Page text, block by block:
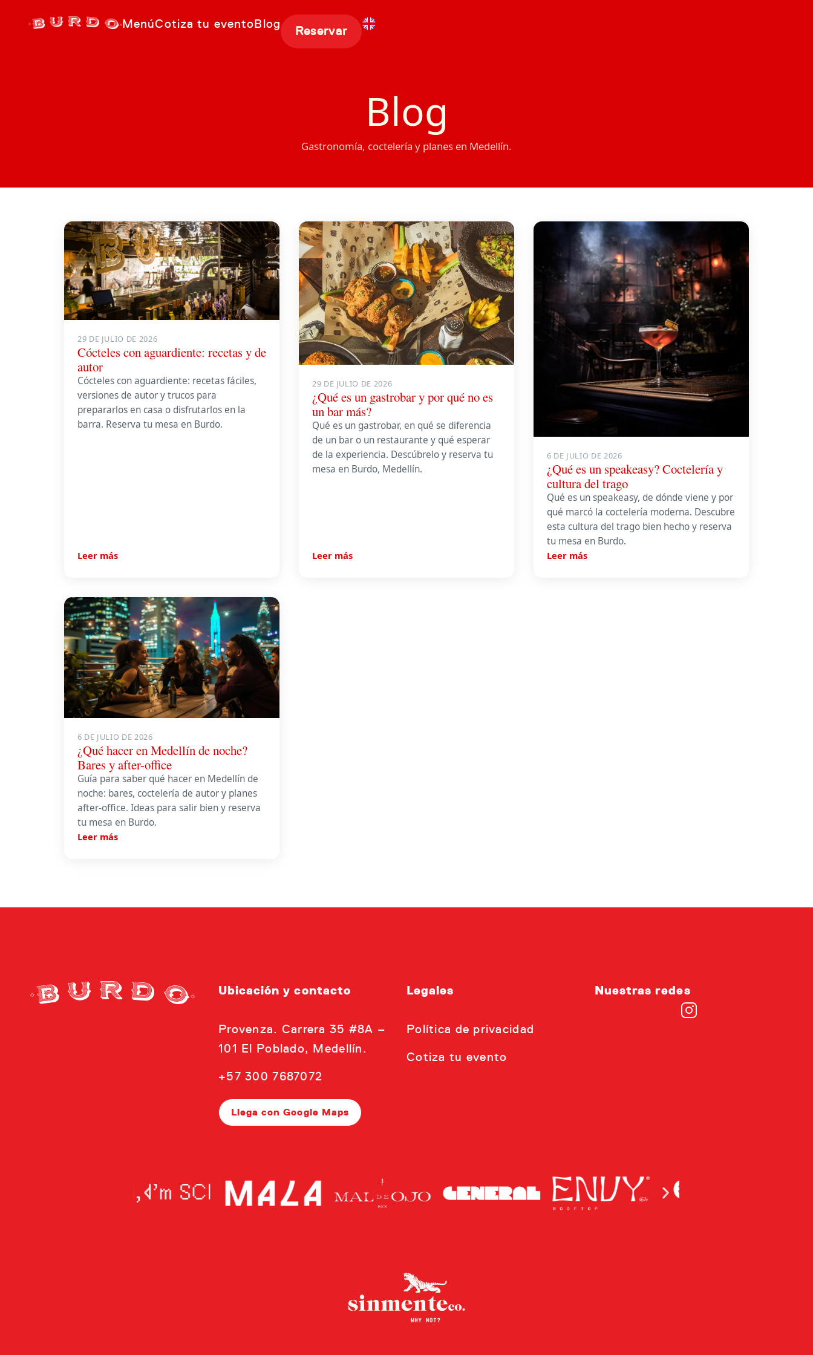
MenúCotiza tu evento Blog
Reservar
Blog
Gastronomía, coctelería y planes en Medellín.
29 DE JULIO DE 2026
Cócteles con aguardiente: recetas y de
autor
Cócteles con aguardiente: recetas fáciles,
versiones de autor y trucos para
prepararlos en casa o disfrutarlos en la
barra. Reserva tu mesa en Burdo.
Leer más
29 DE JULIO DE 2026
¿Qué es un gastrobar y por qué no es
un bar más?
Qué es un gastrobar, en qué se diferencia
de un bar o un restaurante y qué esperar
de la experiencia. Descúbrelo y reserva tu
mesa en Burdo, Medellín.
Leer más
6 DE JULIO DE 2026
¿Qué es un speakeasy? Coctelería y
cultura del trago
Qué es un speakeasy, de dónde viene y por
qué marcó la coctelería moderna. Descubre
esta cultura del trago bien hecho y reserva
tu mesa en Burdo.
Leer más
6 DE JULIO DE 2026
¿Qué hacer en Medellín de noche?
Bares y after-office
Guía para saber qué hacer en Medellín de
noche: bares, coctelería de autor y planes
after-office. Ideas para salir bien y reserva
tu mesa en Burdo.
Leer más
Ubicación y contacto
Provenza. Carrera 35 #8A –
101 El Poblado, Medellín.
+57 300 7687072
Llega con Google Maps
Legales
Política de privacidad
Cotiza tu evento
Nuestras redes